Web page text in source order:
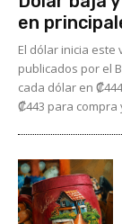
en
El dólar inicia
publicados por el
cada dólar en
₡443 para compra